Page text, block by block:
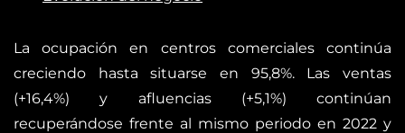
La ocupación en centros comerciales continúa
creciendo hasta situarse en 95,8%. Las ventas
(+16,4%) y afluencias (+5,1%) continúan
recuperándose frente al mismo periodo en 2022 y